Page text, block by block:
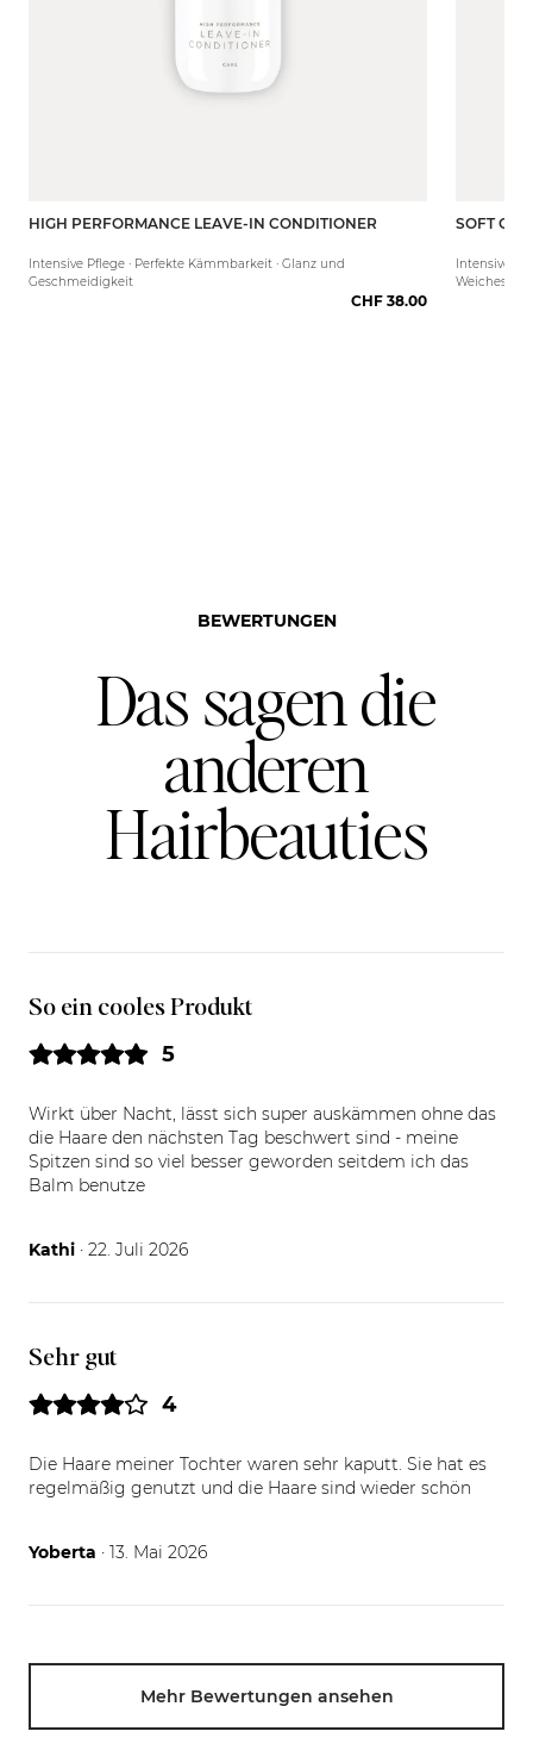
250 ml
HIGH PERFORMANCE LEAVE-IN CONDITIONER
Intensive Pflege · Perfekte Kämmbarkeit · Glanz und
Geschmeidigkeit
CHF 38.00
50 ml SOFT
Intensive
Weiches
BEWERTUNGEN
Das sagen die
anderen
Hairbeauties
So ein cooles Produkt
5
Wirkt über Nacht, lässt sich super auskämmen ohne das
die Haare den nächsten Tag beschwert sind - meine
Spitzen sind so viel besser geworden seitdem ich das
Balm benutze
Kathi 22.07.26
· 22. Juli 2026
Sehr gut
4
Die Haare meiner Tochter waren sehr kaputt. Sie hat es
regelmäßig genutzt und die Haare sind wieder schön
Yoberta 13.05.26
· 13. Mai 2026
Mehr Bewertungen ansehen